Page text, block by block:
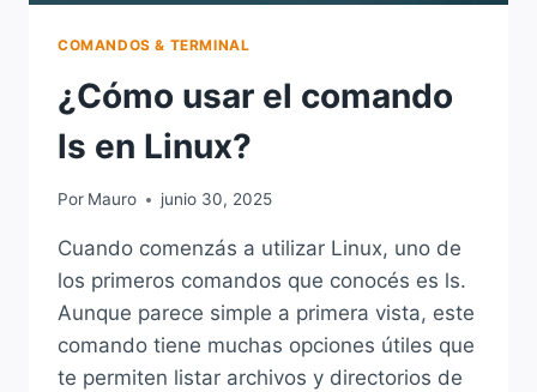
COMANDOS & TERMINAL
¿Cómo usar el comando
ls en Linux?
Por Mauro junio 30, 2025
Cuando comenzás a utilizar Linux, uno de
los primeros comandos que conocés es ls.
Aunque parece simple a primera vista, este
comando tiene muchas opciones útiles que
te permiten listar archivos y directorios de